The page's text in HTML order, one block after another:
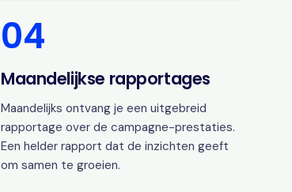
04
Maandelijkse rapportages
Maandelijks ontvang je een uitgebreid
rapportage over de campagne-prestaties.
Een helder rapport dat de inzichten geeft
om samen te groeien.